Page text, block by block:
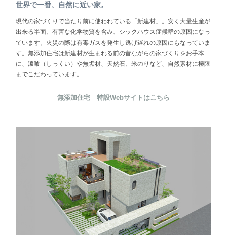
世界で一番、自然に近い家。
現代の家づくりで当たり前に使われている「新建材」。安く大量生産が
出来る半面、有害な化学物質を含み、シックハウス症候群の原因になっ
ています。火災の際は有毒ガスを発生し逃げ遅れの原因にもなっていま
す。無添加住宅は新建材が生まれる前の昔ながらの家づくりをお手本
に、漆喰（しっくい）や無垢材、天然石、米のりなど、自然素材に極限
までこだわっています。
無添加住宅 特設Webサイトはこちら